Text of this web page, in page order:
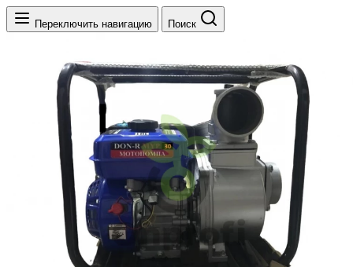
Переключить навигацию Поиск